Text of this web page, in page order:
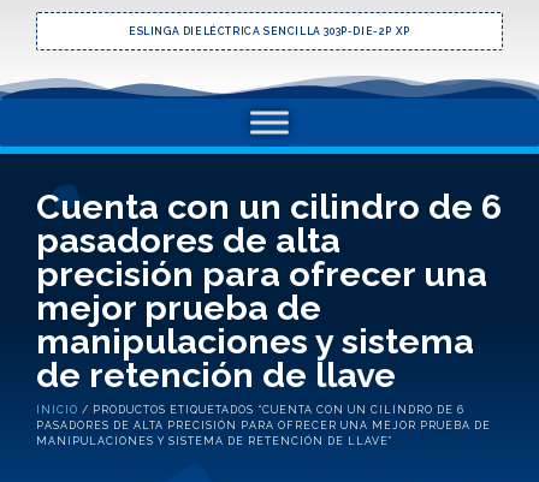
ESLINGA DIELÉCTRICA SENCILLA 303P-DIE-2P XP
Cuenta con un cilindro de 6
pasadores de alta
precisión para ofrecer una
mejor prueba de
manipulaciones y sistema
de retención de llave
INICIO / PRODUCTOS ETIQUETADOS “CUENTA CON UN CILINDRO DE 6
PASADORES DE ALTA PRECISIÓN PARA OFRECER UNA MEJOR PRUEBA DE
MANIPULACIONES Y SISTEMA DE RETENCIÓN DE LLAVE”